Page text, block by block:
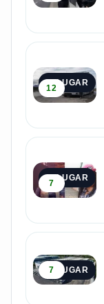
3º LUGAR
12
4º LUGAR
7
5º LUGAR
7